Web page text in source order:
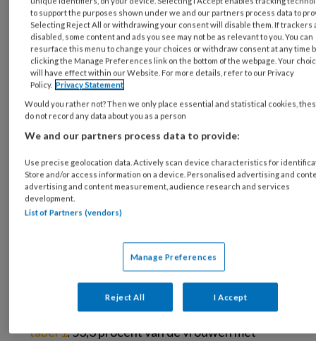
werd ook niet specifiek doorgevraagd over
welke problemen. We bevroegen verder:
jobtype, leeftijd, voltijds/deeltijds werk,
lichamelijke werkbelasting, psychosociale
werkomgeving, fysische werkomgeving, werk-
privé-evenwicht en de bespreekbaarheid van
menopauze op het werk. Tot slot bevroegen
op de herstelbehoefteschaal (elf ja/nee-
vragen) betekende een hoge herstelbehoefte.
We voerden logistische regressieanalyses uit.
Problemen op het werk:
53,3 procent
Significante resultaten staan verzameld in
tabel 1. 53,3 procent van de vrouwen met
to support the purposes shown under we and our partners process data to
Selecting Reject All or withdrawing your consent will disable them. If trackers
disabled, some content and ads you see may not be as relevant to you. You can
resurface this menu to change your choices or withdraw consent at any time
clicking the Manage Preferences link on the bottom of the webpage. Your
will have effect within our Website. For more details, refer to our Privacy
Policy. Privacy Statement
Would you rather not? Then we only place essential and statistical cookies,
do not record any data about you as a person
We and our partners process data to provide:
Use precise geolocation data. Actively scan device characteristics for
Store and/or access information on a device. Personalised advertising and
advertising and content measurement, audience research and services
development.
List of Partners (vendors)
Manage Preferences
Reject All I Accept